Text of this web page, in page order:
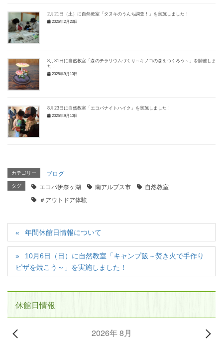
2月21日（土）に自然教室「タヌキのうんち調査！」を実施しました！
2026年2月23日
8月31日に自然教室「森のテラリウムづくり～キノコの森をつくろう～」を開催しまし
た！
2025年9月10日
8月23日に自然教室「エコパナイトハイク」を実施しました！
2025年9月10日
カテゴリー ブログ
タグ エコパ伊奈ヶ湖 南アルプス市
自然教室
＃アウトドア体験
年間休館日情報について
10月6日（日）に自然教室「キャンプ飯～焚き火で手作り
ピザを焼こう～」を実施しました！
休館日情報
2026年 8月